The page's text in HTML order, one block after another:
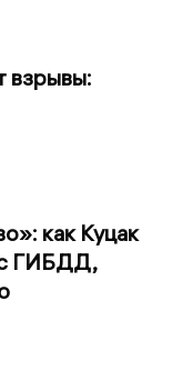
взрывы:
как Куцак
с ГИБДД,